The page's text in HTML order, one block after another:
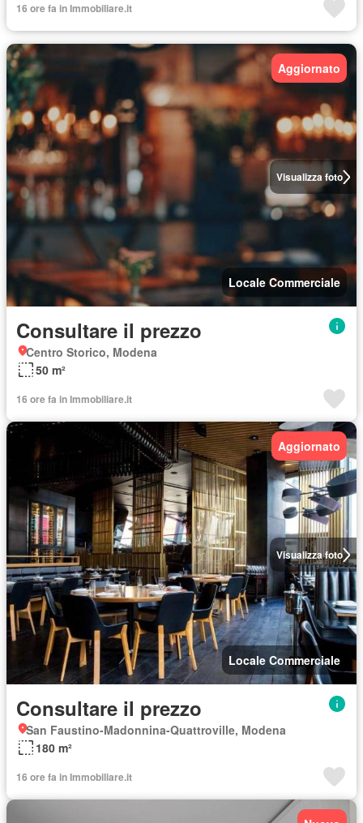
16 ore fa in Immobiliare.it
Visualizza foto
Aggiornato
Locale Commerciale
Consultare il prezzo
Centro Storico, Modena
50 m²
16 ore fa in Immobiliare.it
Visualizza foto
Aggiornato
Locale Commerciale
Consultare il prezzo
San Faustino-Madonnina-Quattroville, Modena
180 m²
16 ore fa in Immobiliare.it